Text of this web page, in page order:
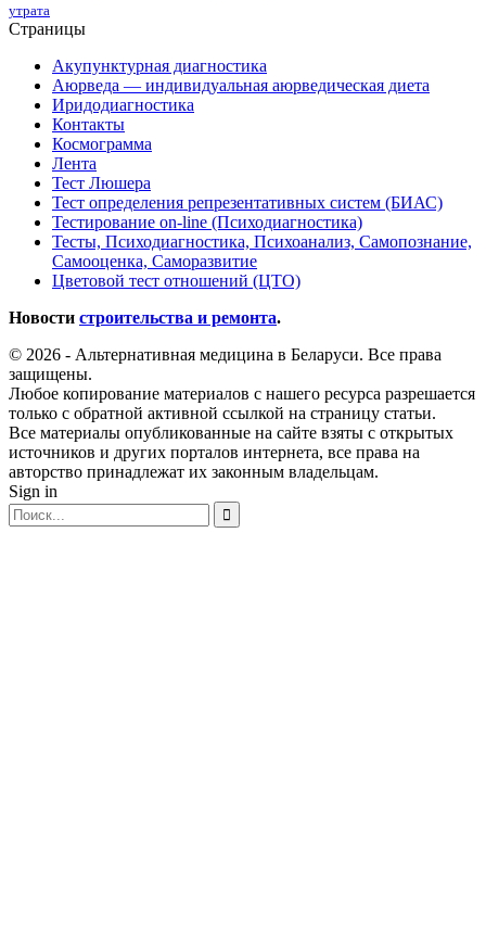
утрата
Страницы
Акупунктурная диагностика
Аюрведа — индивидуальная аюрведическая диета
Иридодиагностика
Контакты
Космограмма
Лента
Тест Люшера
Тест определения репрезентативных систем (БИАС)
Тестирование on-line (Психодиагностика)
Тесты, Психодиагностика, Психоанализ, Самопознание,
Самооценка, Саморазвитие
Цветовой тест отношений (ЦТО)
Новости строительства и ремонта.
© 2026 - Альтернативная медицина в Беларуси. Все права
защищены.
Любое копирование материалов с нашего ресурса разрешается
только с обратной активной ссылкой на страницу статьи.
Все материалы опубликованные на сайте взяты с открытых
источников и других порталов интернета, все права на
авторство принадлежат их законным владельцам.
Sign in